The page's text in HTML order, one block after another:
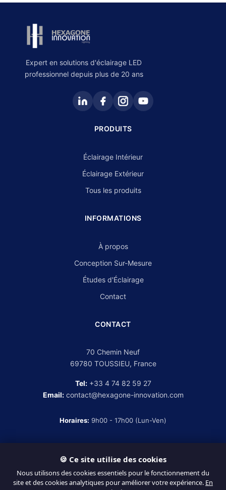
Expert en solutions d'éclairage LED
professionnel depuis plus de 20 ans
PRODUITS
Éclairage Intérieur
Éclairage Extérieur
Tous les produits
INFORMATIONS
À propos
Conception Sur-Mesure
Études d'Éclairage
Contact
CONTACT
70 Chemin Neuf
69780 TOUSSIEU, France
Tel: +33 4 74 82 59 27
Email: contact@hexagone-innovation.com
Horaires: 9h00 - 17h00 (Lun-Ven)
© 2026 Hexagone Innovation. Tous droits réservés.
🍪 Ce site utilise des cookies
Nous utilisons des cookies essentiels pour le fonctionnement du
site et des cookies analytiques pour améliorer votre expérience. En